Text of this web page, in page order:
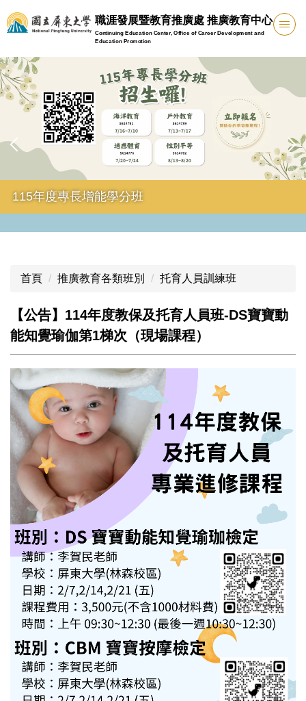
跳
到
要
內
容
職涯發展暨教育推廣處 推廣教育中心
Continuing Education Center, Office of Career Development and
Education Promotion
115年度專長增能學分班
首頁 推廣教育各類班別 托育人員訓練班
【公告】114年度教保及托育人員班-DS寶寶動
能知覺瑜伽第1梯次（現場課程）